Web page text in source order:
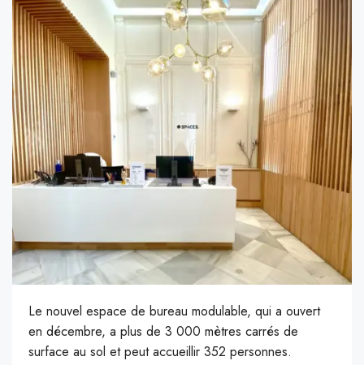
Le nouvel espace de bureau modulable, qui a ouvert
en décembre, a plus de 3 000 mètres carrés de
surface au sol et peut accueillir 352 personnes.